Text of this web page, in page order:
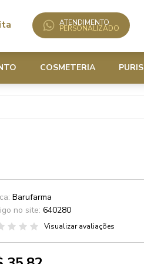
ATENDIMENTO
PERSONALIZADO
COSMETERIA PURIS
Barufarma
no site: 640280
Visualizar avaliações